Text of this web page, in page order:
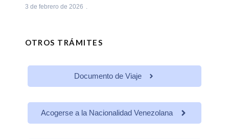
3 de febrero de 2026
OTROS TRÁMITES
Documento de Viaje
Acogerse a la Nacionalidad Venezolana